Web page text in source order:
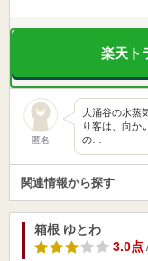
楽天ト
匿名
大涌谷の水蒸
り客は、向か
の…
関連情報から探す
箱根 ゆとわ
3.0点/